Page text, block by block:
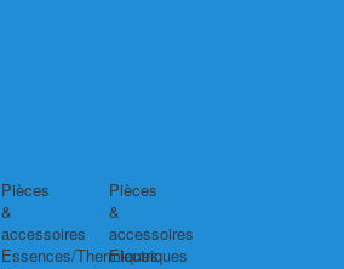
Pièces
&
accessoires
Essences/Thermiques
Pièces
&
accessoires
Electriques